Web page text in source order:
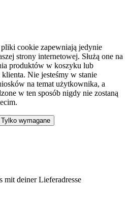
cookie zapewniają jedynie
strony internetowej. Służą one na
produktów w koszyku lub
Nie jesteśmy w stanie
na temat użytkownika, a
w ten sposób nigdy nie zostaną
Tylko wymagane
mit deiner Lieferadresse